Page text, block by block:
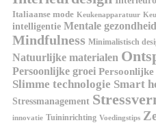
Italiaanse mode Keukenapparatuur
intelligentie Mentale gezondheid
Mindfulness Minimalistisch
Natuurlijke materialen
Persoonlijke groei
Slimme technologie Smart
Stressmanagement
innovatie Tuininrichting Voedingstips